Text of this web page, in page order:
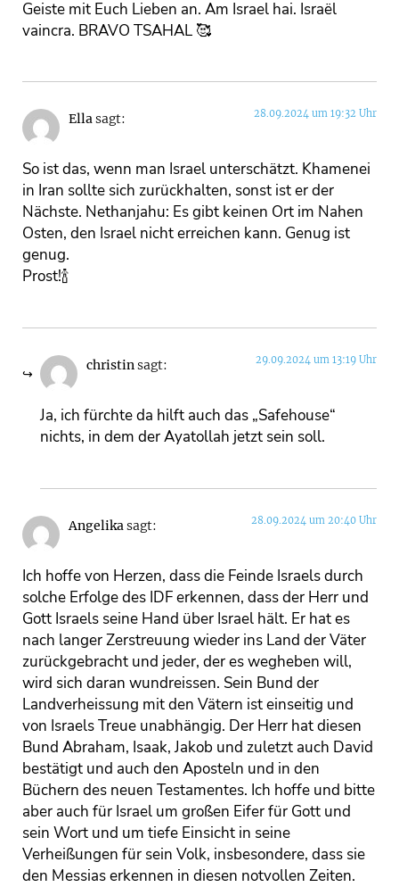
Geiste mit Euch Lieben an. Am Israel hai. Israël
vaincra. BRAVO TSAHAL 🥰
Ellasagt: 28.09.2024 um 19:32 Uhr
So ist das, wenn man Israel unterschätzt. Khamenei
in Iran sollte sich zurückhalten, sonst ist er der
Nächste. Nethanjahu: Es gibt keinen Ort im Nahen
Osten, den Israel nicht erreichen kann. Genug ist
genug.
Prost!🍾
christinsagt: 29.09.2024 um 13:19 Uhr
Ja, ich fürchte da hilft auch das „Safehouse“
nichts, in dem der Ayatollah jetzt sein soll.
Angelikasagt: 28.09.2024 um 20:40 Uhr
Ich hoffe von Herzen, dass die Feinde Israels durch
solche Erfolge des IDF erkennen, dass der Herr und
Gott Israels seine Hand über Israel hält. Er hat es
nach langer Zerstreuung wieder ins Land der Väter
zurückgebracht und jeder, der es wegheben will,
wird sich daran wundreissen. Sein Bund der
Landverheissung mit den Vätern ist einseitig und
von Israels Treue unabhängig. Der Herr hat diesen
Bund Abraham, Isaak, Jakob und zuletzt auch David
bestätigt und auch den Aposteln und in den
Büchern des neuen Testamentes. Ich hoffe und bitte
aber auch für Israel um großen Eifer für Gott und
sein Wort und um tiefe Einsicht in seine
Verheißungen für sein Volk, insbesondere, dass sie
den Messias erkennen in diesen notvollen Zeiten.